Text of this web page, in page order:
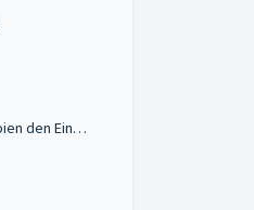
Wie kann ich bei Rechnungs-Kopien den Eindruck "Kopie" verhindern?